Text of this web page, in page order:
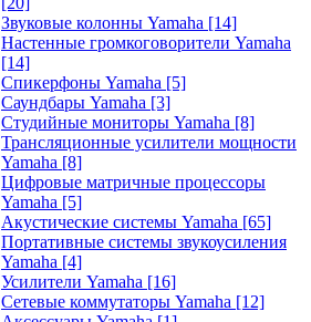
Звуковые колонны Yamaha [14]
Настенные громкоговорители Yamaha
[14]
Спикерфоны Yamaha [5]
Саундбары Yamaha [3]
Студийные мониторы Yamaha [8]
Трансляционные усилители мощности
Yamaha [8]
Цифровые матричные процессоры
Yamaha [5]
Акустические системы Yamaha [65]
Портативные системы звукоусиления
Yamaha [4]
Усилители Yamaha [16]
Сетевые коммутаторы Yamaha [12]